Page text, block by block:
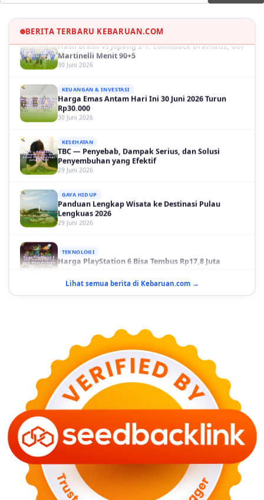
BERITA TERBARU KEBARUAN.COM
30 Juni 2026
OLAH RAGA
Martinelli Menit 90+5
30 Juni 2026
Harga Emas Antam Hari Ini 30 Juni 2026 Turun
Rp30.000
30 Juni 2026
TBC — Penyebab, Dampak Serius, dan Solusi
Penyembuhan yang Efektif
29 Juni 2026
Panduan Lengkap Wisata ke Destinasi Pulau
Lengkuas 2026
29 Juni 2026
Harga PlayStation 6 Bisa Tembus Rp17,8 Juta
29 Juni 2026
KESEHATAN
Bahaya Memakai Softlens untuk Mata yang Jarang
Diketahui
29 Juni 2026
NASIONAL
PLN Kalimantan Lakukan Manajemen Beban
Harga Minyak Dunia Hari Ini Naik, WTI dan Brent
Sama-sama Menguat
30 Juni 2026
Lihat semua berita di Kebaruan.com →